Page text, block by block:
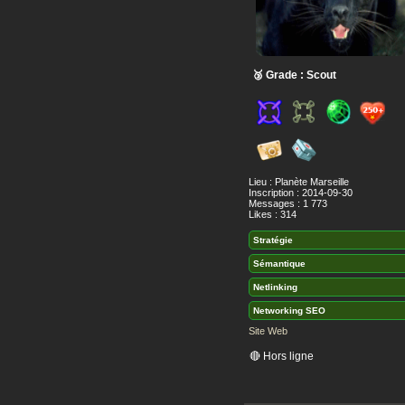
🥉 Grade : Scout
Lieu : Planète Marseille
Inscription : 2014-09-30
Messages : 1 773
Likes : 314
Stratégie
Sémantique
Netlinking
Networking SEO
Site Web
🔴 Hors ligne